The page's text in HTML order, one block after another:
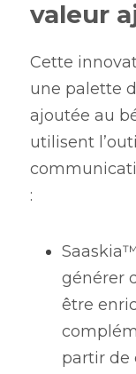
valeur
Cette
une palette
ajoutée au
utilisent
:
générer
être
partir de